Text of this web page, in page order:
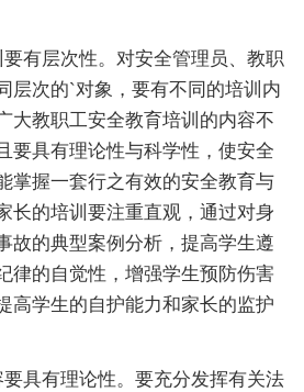
有层次性。对安全管理员、教职
层次的`对象，要有不同的培训内
大教职工安全教育培训的内容不
要具有理论性与科学性，使安全
掌握一套行之有效的安全教育与
长的培训要注重直观，通过对身
故的典型案例分析，提高学生遵
律的自觉性，增强学生预防伤害
高学生的自护能力和家长的监护
具有理论性。要充分发挥有关法